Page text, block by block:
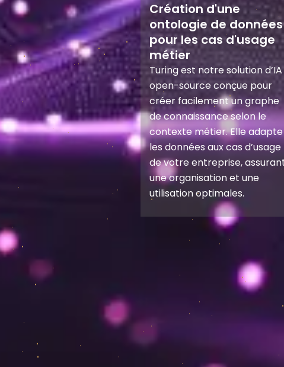
Création d'une
ontologie de données
pour les cas d'usage
métier
Turing est notre solution d’IA
open-source conçue pour
créer facilement un graphe
de connaissance selon le
contexte métier. Elle adapte
les données aux cas d’usage
de votre entreprise,
une organisation et une
utilisation optimales.